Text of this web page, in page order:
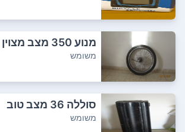
מנוע 350 מצב מצוין
משומש
סוללה 36 מצב טוב
משומש